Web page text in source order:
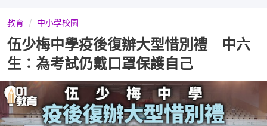
教育 中小學校園
伍少梅中學疫後復辦大型惜別禮 中六
生：為考試仍戴口罩保護自己